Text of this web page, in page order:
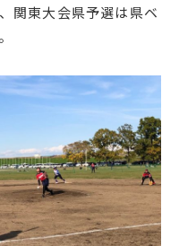
合わせ
関東大会県予選は県ベ